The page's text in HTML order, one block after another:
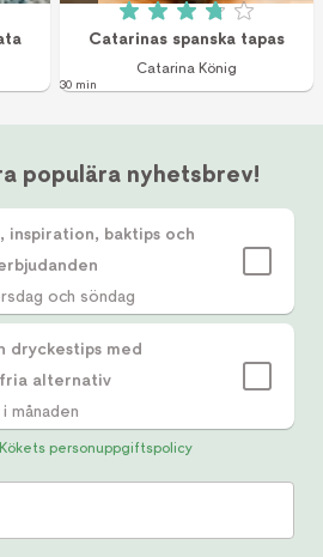
5 (3 röster) Betyg: 3.8 av 5
Catarinas spanska tapas
Catarina König
30 min
populära nyhetsbrev!
inspiration, baktips och
och söndag
dryckestips med
alternativ
månaden
Kökets personuppgiftspolicy